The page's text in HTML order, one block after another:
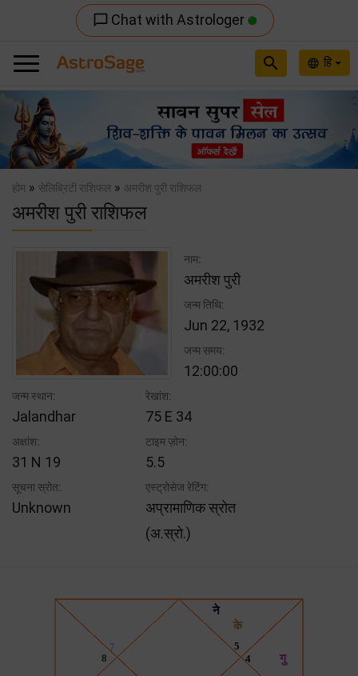
chat_bubble_outline Chat with Astrologer
language हि
search
Previous
होम » सेलिब्रिटी राशिफल » अमरीश पुरी राशिफल
अमरीश पुरी राशिफल
नाम:
अमरीश पुरी
जन्म तिथि:
Jun 22, 1932
जन्म समय:
12:00:00
जन्म स्थान:
Jalandhar
रेखांश:
75 E 34
अक्षांश:
31 N 19
टाइम ज़ोन:
5.5
सूचना स्रोत:
Unknown
एस्ट्रोसेज रेटिंग:
अप्रामाणिक स्रोत
(अ.स्रो.)